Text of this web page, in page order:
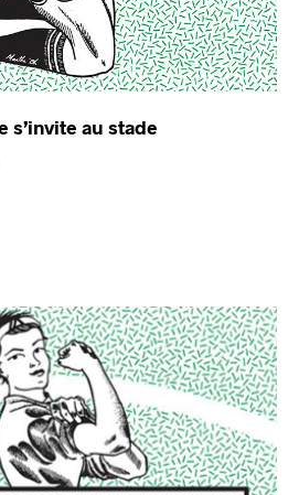
s’invite au stade